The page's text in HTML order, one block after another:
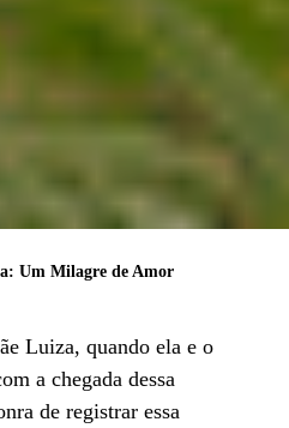
Um Milagre de Amor
Luiza, quando ela e o
a chegada dessa
de registrar essa